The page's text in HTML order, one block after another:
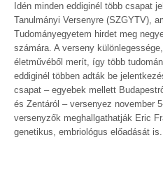
Idén minden eddiginél több csapat
Tanulmányi Versenyre (SZGYTV),
Tudományegyetem hirdet meg
számára. A verseny
életművéből merít, így több
eddiginél többen adták be
csapat – egyebek mellett
és Zentáról – versenyez november
versenyzők meghallgathatják Eric
genetikus, embriológus előadását is.